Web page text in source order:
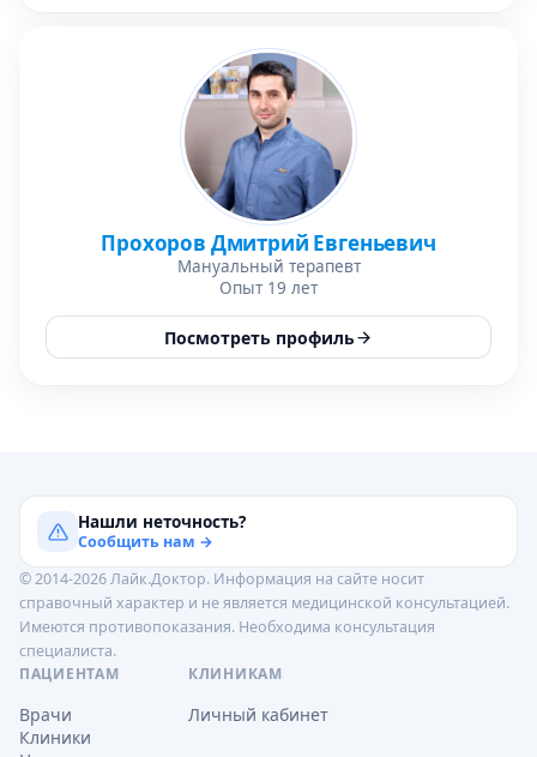
Прохоров Дмитрий Евгеньевич
Мануальный терапевт
Опыт 19 лет
Посмотреть профиль
Нашли неточность?
Сообщить нам →
© 2014-2026 Лайк.Доктор. Информация на сайте носит
справочный характер и не является медицинской консультацией.
Имеются противопоказания. Необходима консультация
специалиста.
ПАЦИЕНТАМ
Врачи
Клиники
КЛИНИКАМ
Личный кабинет